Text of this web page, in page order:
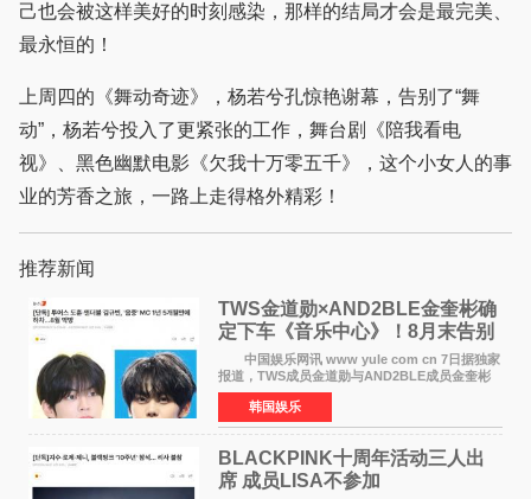
己也会被这样美好的时刻感染，那样的结局才会是最完美、
最永恒的！
上周四的《舞动奇迹》，杨若兮孔惊艳谢幕，告别了“舞
动”，杨若兮投入了更紧张的工作，舞台剧《陪我看电
视》、黑色幽默电影《欠我十万零五千》，这个小女人的事
业的芳香之旅，一路上走得格外精彩！
推荐新闻
TWS金道勋×AND2BLE金奎彬确
定下车《音乐中心》！8月末告别
MC席位
中国娱乐网讯 www yule com cn 7日据独家
报道，TWS成员金道勋与AND2BLE成员金奎彬
将于8月离开《音乐中心》MC的位置。 金道
勋与金奎彬于去年3月与H2H A-NA一起被选为
《音乐中心》MC，约1
韩国娱乐
BLACKPINK十周年活动三人出
席 成员LISA不参加